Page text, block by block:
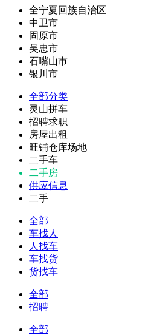
全宁夏回族自治区
中卫市
固原市
吴忠市
石嘴山市
银川市
全部分类
灵山拼车
招聘求职
房屋出租
旺铺仓库场地
二手车
二手房
供应信息
二手
全部
车找人
人找车
车找货
货找车
全部
招聘
全部